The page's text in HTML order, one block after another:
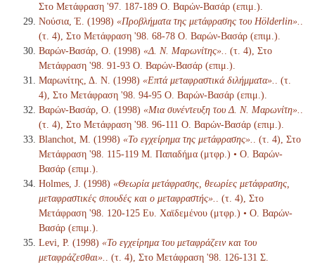
Στο Μετάφραση '97. 187-189 Ο. Βαρών-Βασάρ (επιμ.).
Νούσια, Έ. (1998) «Προβλήματα της μετάφρασης του Hölderlin».
(τ. 4), Στο Μετάφραση '98. 68-78 Ο. Βαρών-Βασάρ (επιμ.).
Βαρών-Βασάρ, Ο. (1998) «Δ. Ν. Μαρωνίτης».
. (τ. 4), Στο
Μετάφραση '98. 91-93 Ο. Βαρών-Βασάρ (επιμ.).
Μαρωνίτης, Δ. Ν. (1998) «Επτά μεταφραστικά διλήμματα».
. (τ.
4), Στο Μετάφραση '98. 94-95 Ο. Βαρών-Βασάρ (επιμ.).
Βαρών-Βασάρ, Ο. (1998) «Μια συνέντευξη του Δ. Ν. Μαρωνίτη».
(τ. 4), Στο Μετάφραση '98. 96-111 Ο. Βαρών-Βασάρ (επιμ.).
Blanchot, M. (1998) «Το εγχείρημα της μετάφρασης».
. (τ. 4), Στο
Μετάφραση '98. 115-119 Μ. Παπαδήμα (μτφρ.) • Ο. Βαρών-
Βασάρ (επιμ.).
Holmes, J. (1998) «Θεωρία μετάφρασης, θεωρίες μετάφρασης,
μεταφραστικές σπουδές και ο μεταφραστής».
. (τ. 4), Στο
Μετάφραση '98. 120-125 Ευ. Χαϊδεμένου (μτφρ.) • Ο. Βαρών-
Βασάρ (επιμ.).
Levi, P. (1998) «Το εγχείρημα του μεταφράζειν και του
μεταφράζεσθαι».
. (τ. 4), Στο Μετάφραση '98. 126-131 Σ.